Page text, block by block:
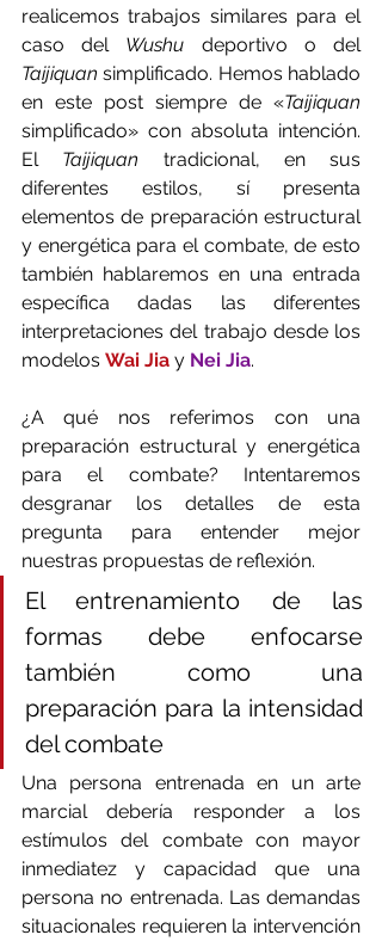
realicemos trabajos similares para el
caso del Wushu
deportivo o del
Taijiquan simplificado. Hemos hablado
en este post siempre de «
simplificado» con absoluta intención.
El Taijiquan tradicional, en sus
diferentes estilos, sí presenta
elementos de preparación estructural
y energética para el combate, de esto
también hablaremos en una entrada
específica dadas las diferentes
interpretaciones del trabajo desde los
modelos Wai Jia y Nei Jia.
¿A qué nos referimos con una
preparación estructural y energética
para el combate? Intentaremos
desgranar los detalles de esta
pregunta para entender mejor
nuestras propuestas de reflexión.
El entrenamiento de las
formas debe enfocarse
también como una
preparación para la intensidad
del combate
Una persona entrenada en un arte
marcial debería responder a los
estímulos del combate con mayor
inmediatez y capacidad que una
persona no entrenada. Las demandas
situacionales requieren la intervención